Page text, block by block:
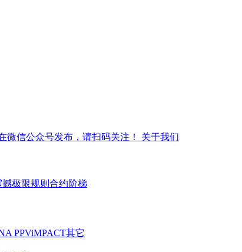
微信公众号发布，请扫码关注！ 关于我们
撼极限规则 合约阶梯
PPViMPACT其它